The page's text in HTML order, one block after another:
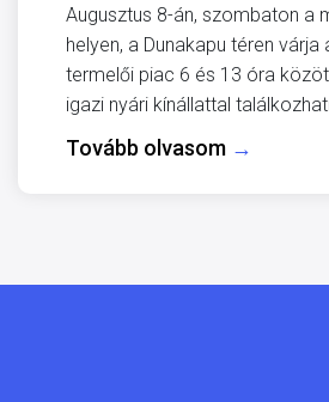
Augusztus 8-án, szombaton a
helyen, a Dunakapu téren
termelői piac 6 és 13 óra
igazi nyári kínállattal
Tovább olvasom →